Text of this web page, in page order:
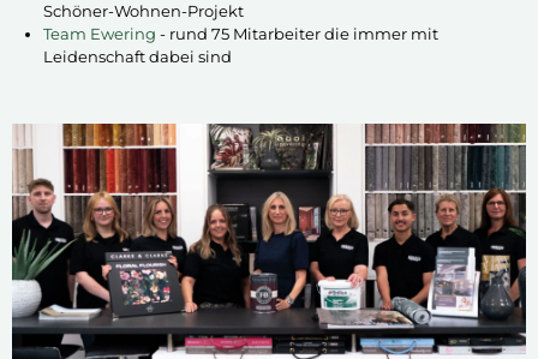
Schöner-Wohnen-Projekt
Team Ewering - rund 75 Mitarbeiter die immer mit
Leidenschaft dabei sind